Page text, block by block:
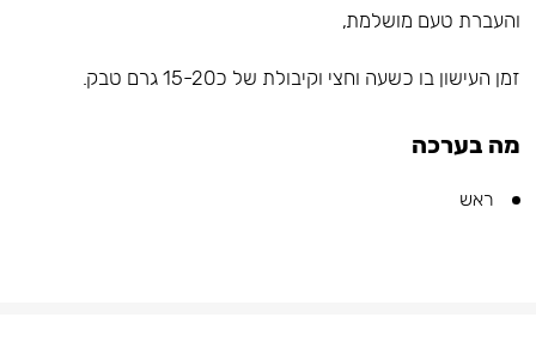
והעברת טעם מושלמת,
זמן העישון בו כשעה וחצי וקיבולת של כ15-20 גרם טבק.
מה בערכה
ראש